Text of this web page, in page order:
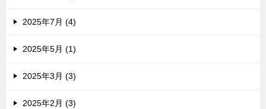
2025年7月 (4)
2025年5月 (1)
2025年3月 (3)
2025年2月 (3)